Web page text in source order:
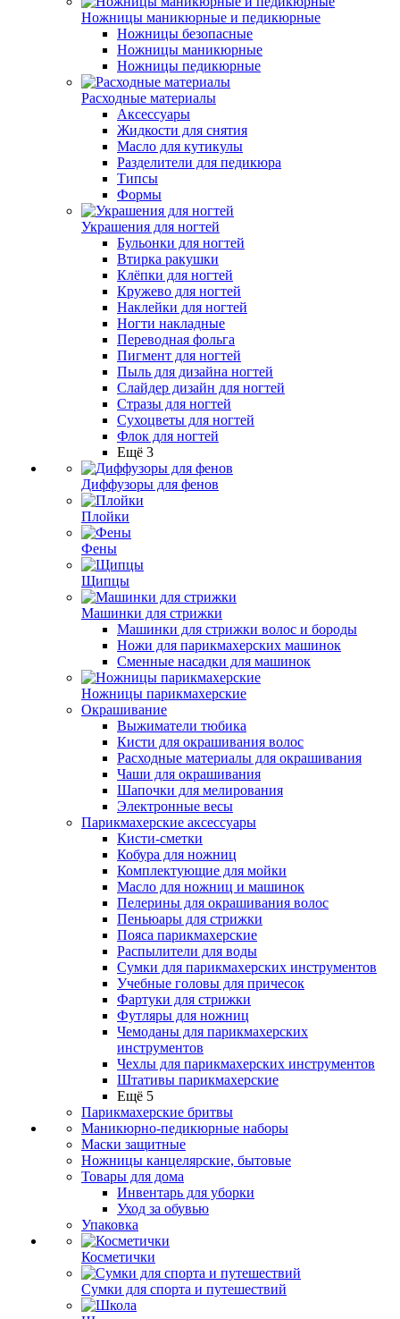
Ножницы маникюрные и педикюрные
Ножницы безопасные
Ножницы маникюрные
Ножницы педикюрные
Расходные материалы
Аксессуары
Жидкости для снятия
Масло для кутикулы
Разделители для педикюра
Типсы
Формы
Украшения для ногтей
Бульонки для ногтей
Втирка ракушки
Клёпки для ногтей
Кружево для ногтей
Наклейки для ногтей
Ногти накладные
Переводная фольга
Пигмент для ногтей
Пыль для дизайна ногтей
Слайдер дизайн для ногтей
Стразы для ногтей
Сухоцветы для ногтей
Флок для ногтей
Ещё 3
Диффузоры для фенов
Плойки
Фены
Щипцы
Машинки для стрижки
Машинки для стрижки волос и бороды
Ножи для парикмахерских машинок
Сменные насадки для машинок
Ножницы парикмахерские
Окрашивание
Выжиматели тюбика
Кисти для окрашивания волос
Расходные материалы для окрашивания
Чаши для окрашивания
Шапочки для мелирования
Электронные весы
Парикмахерские аксессуары
Кисти-сметки
Кобура для ножниц
Комплектующие для мойки
Масло для ножниц и машинок
Пелерины для окрашивания волос
Пеньюары для стрижки
Пояса парикмахерские
Распылители для воды
Сумки для парикмахерских инструментов
Учебные головы для причесок
Фартуки для стрижки
Футляры для ножниц
Чемоданы для парикмахерских
инструментов
Чехлы для парикмахерских инструментов
Штативы парикмахерские
Ещё 5
Парикмахерские бритвы
Маникюрно-педикюрные наборы
Маски защитные
Ножницы канцелярские, бытовые
Товары для дома
Инвентарь для уборки
Уход за обувью
Упаковка
Косметички
Сумки для спорта и путешествий